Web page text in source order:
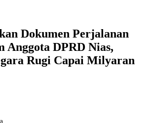
Dokumen Perjalanan
Anggota DPRD Nias,
Rugi Capai Milyaran